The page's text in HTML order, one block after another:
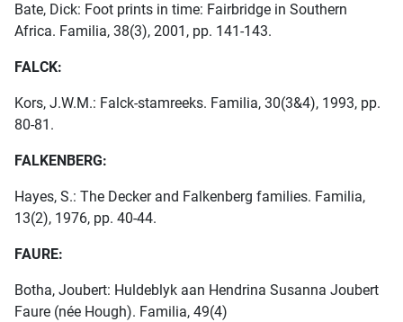
Bate, Dick: Foot prints in time: Fairbridge in Southern
Africa. Familia, 38(3), 2001, pp. 141-143.
FALCK:
Kors, J.W.M.: Falck-stamreeks. Familia, 30(3&4), 1993, pp.
80-81.
FALKENBERG:
Hayes, S.: The Decker and Falkenberg families. Familia,
13(2), 1976, pp. 40-44.
FAURE:
Botha, Joubert: Huldeblyk aan Hendrina Susanna Joubert
Faure (née Hough). Familia, 49(4)